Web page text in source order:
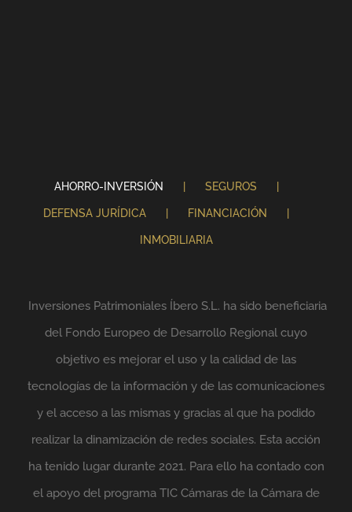
AHORRO-INVERSIÓN SEGUROS
DEFENSA JURÍDICA FINANCIACIÓN
INMOBILIARIA
Inversiones Patrimoniales Íbero S.L. ha sido beneficiaria
del Fondo Europeo de Desarrollo Regional cuyo
objetivo es mejorar el uso y la calidad de las
tecnologías de la información y de las comunicaciones
y el acceso a las mismas y gracias al que ha podido
realizar la dinamización de redes sociales. Esta acción
ha tenido lugar durante 2021. Para ello ha contado con
el apoyo del programa TIC Cámaras de la Cámara de